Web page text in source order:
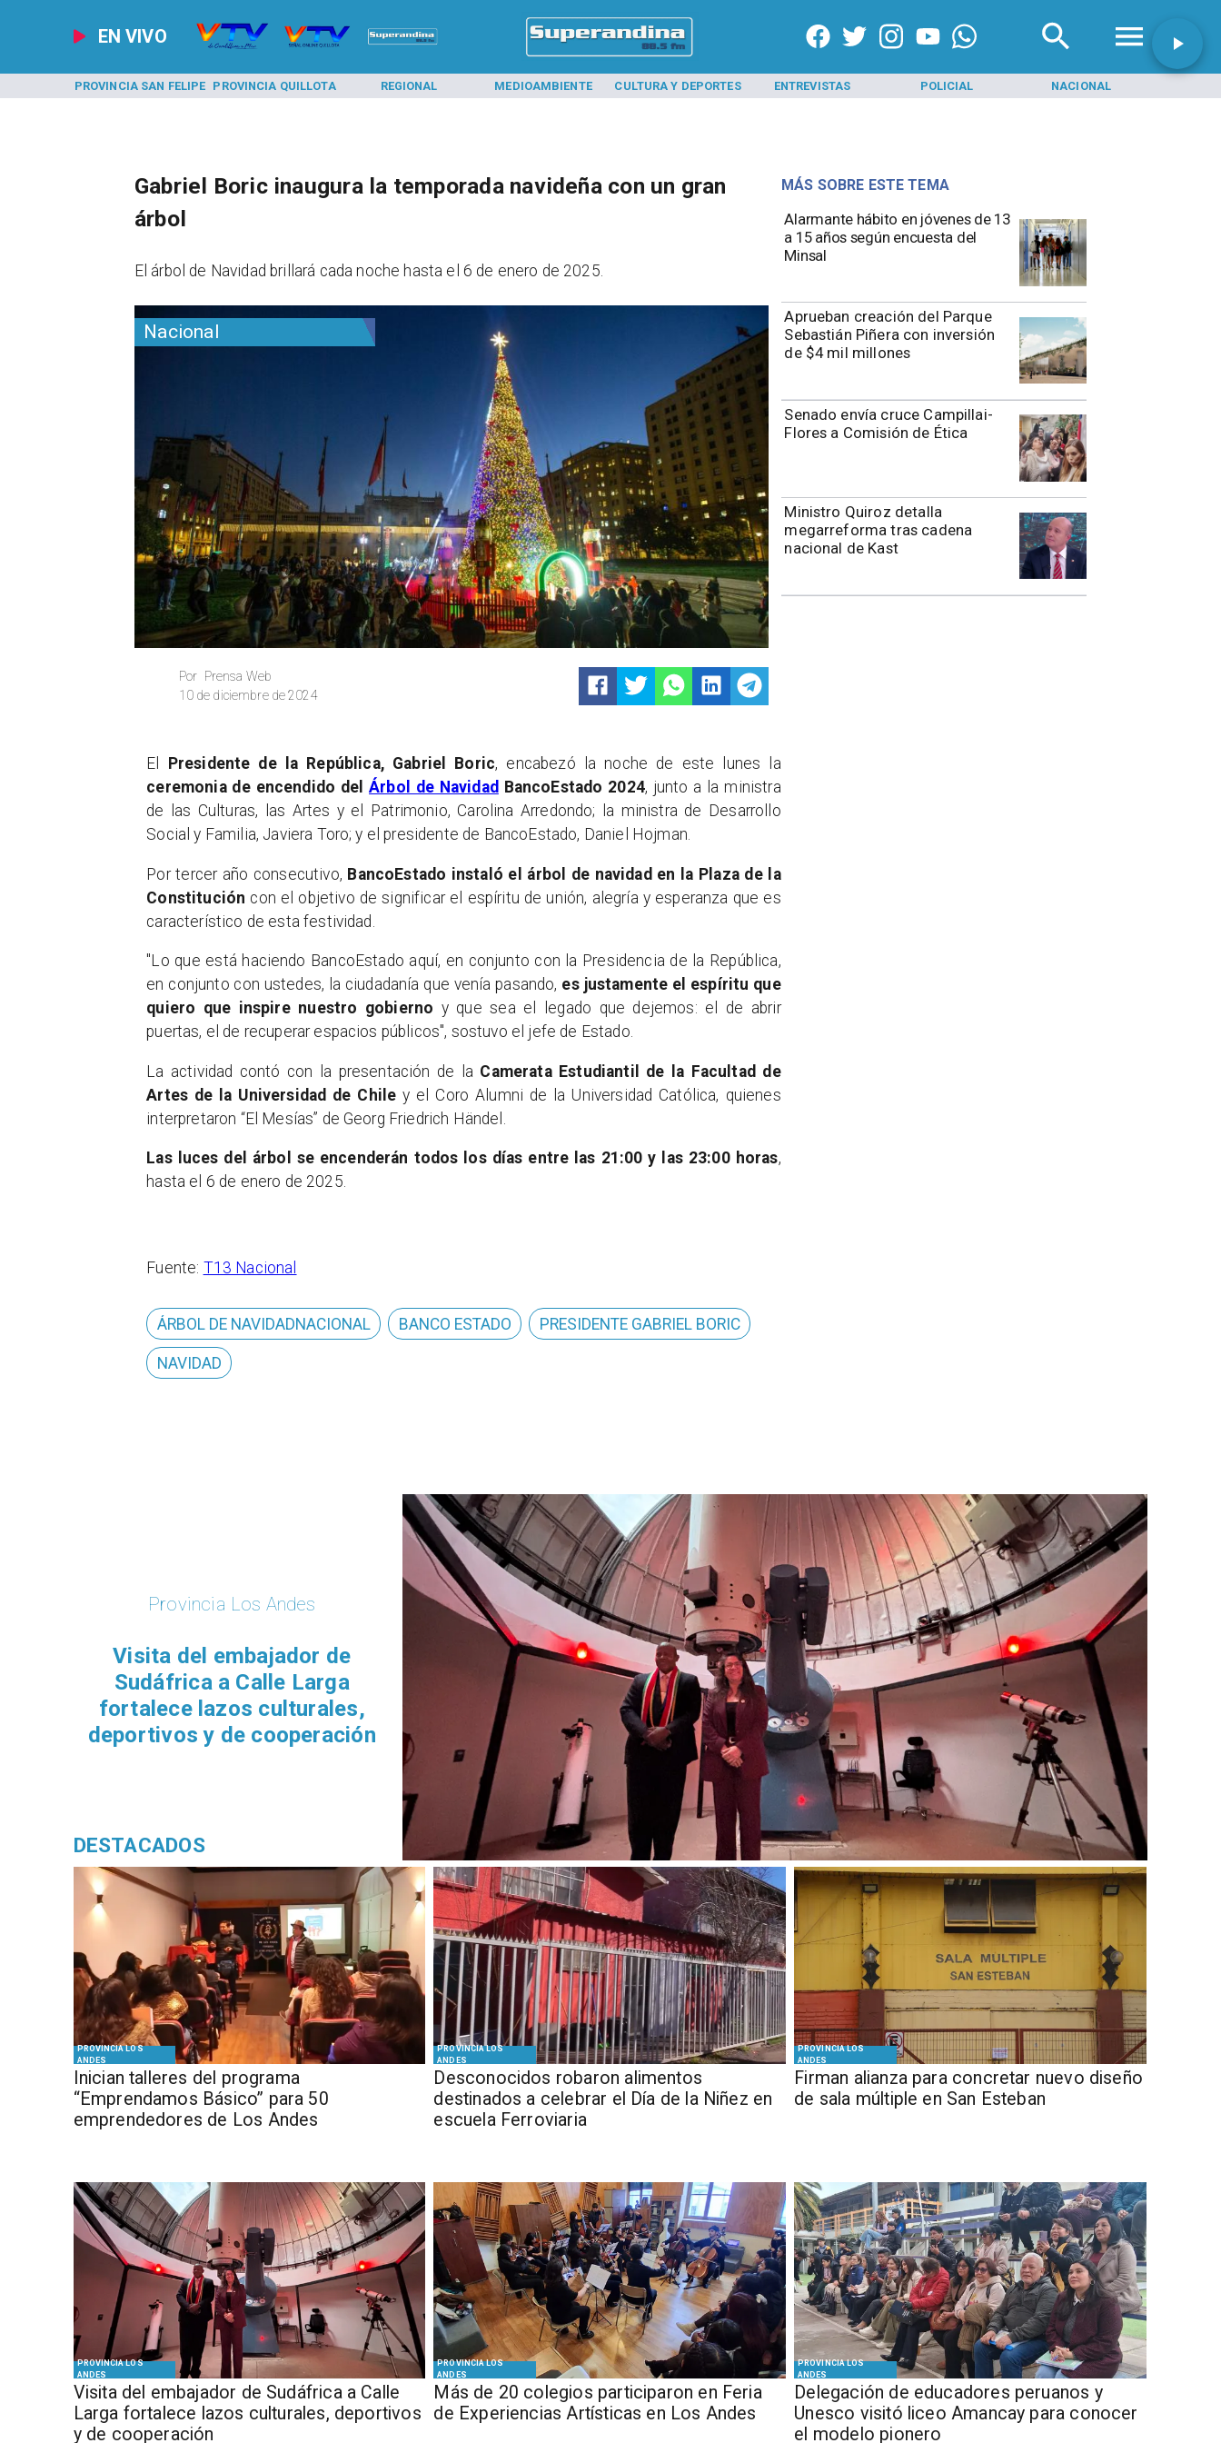
EN VIVO
PROVINCIA SAN FELIPE PROVINCIA QUILLOTA REGIONAL MEDIOAMBIENTE CULTURA Y DEPORTES ENTREVISTAS POLICIAL NACIONAL
Nacional
Prensa Web
Por
10 de diciembre de 2024
Alarmante hábito en jóvenes de 13
a 15 años según encuesta del
Minsal
Aprueban creación del Parque
Sebastián Piñera con inversión
de $4 mil millones
Senado envía cruce Campillai-
Flores a Comisión de Ética
Ministro Quiroz detalla
megarreforma tras cadena
nacional de Kast
MÁS SOBRE ESTE TEMA
Gabriel Boric inaugura la temporada navideña con un gran
árbol
El árbol de Navidad brillará cada noche hasta el 6 de enero de 2025.
El Presidente de la República, Gabriel Boric, encabezó la noche de este lunes la
ceremonia de encendido delÁrbol de Navidad BancoEstado 2024, junto a la ministra
de las Culturas, las Artes y el Patrimonio, Carolina Arredondo; la ministra de Desarrollo
Social y Familia, Javiera Toro; y el presidente de BancoEstado, Daniel Hojman.
Por tercer año consecutivo, BancoEstado instaló el árbol de navidad en la Plaza de la
Constitución con el objetivo de significar el espíritu de unión, alegría y esperanza que es
característico de esta festividad.
"Lo que está haciendo BancoEstado aquí, en conjunto con la Presidencia de la República,
en conjunto con ustedes, la ciudadanía que venía pasando, es justamente el espíritu que
quiero que inspire nuestro gobierno y que sea el legado que dejemos: el de abrir
puertas, el de recuperar espacios públicos", sostuvo el jefe de Estado.
La actividad contó con la presentación de la Camerata Estudiantil de la Facultad de
Artes de la Universidad de Chile y el Coro Alumni de la Universidad Católica, quienes
interpretaron “El Mesías” de Georg Friedrich Händel.
Las luces del árbol se encenderán todos los días entre las 21:00 y las 23:00 horas,
hasta el 6 de enero de 2025.
Fuente: T13 Nacional
ÁRBOL DE NAVIDADNACIONAL BANCO ESTADO PRESIDENTE GABRIEL BORIC
NAVIDAD
PROVINCIA LOS
ANDES
Inician talleres del programa
“Emprendamos Básico” para 50
emprendedores de Los Andes
PROVINCIA LOS
ANDES
Desconocidos robaron alimentos
destinados a celebrar el Día de la Niñez en
escuela Ferroviaria
PROVINCIA LOS
ANDES
​​Firman alianza para concretar nuevo diseño
de sala múltiple en San Esteban
PROVINCIA LOS
ANDES
​Visita del embajador de Sudáfrica a Calle
Larga fortalece lazos culturales, deportivos
y de cooperación
PROVINCIA LOS
ANDES
Más de 20 colegios participaron en Feria
de Experiencias Artísticas en Los Andes
PROVINCIA LOS
ANDES
Delegación de educadores peruanos y
Unesco visitó liceo Amancay para conocer
el modelo pionero
Provincia Los Andes
​Visita del embajador de
Sudáfrica a Calle Larga
fortalece lazos culturales,
deportivos y de cooperación
DESTACADOS